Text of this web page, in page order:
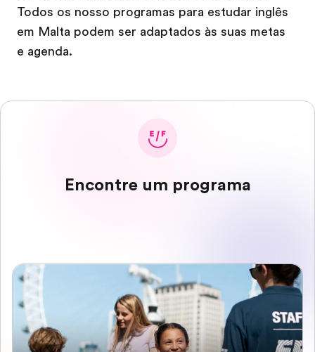
Todos os nosso programas para estudar inglês
em Malta podem ser adaptados às suas metas
e agenda.
Encontre um programa